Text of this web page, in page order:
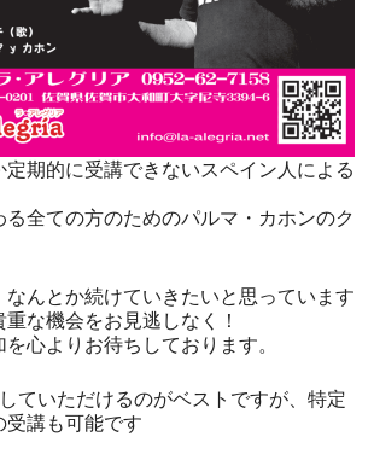
期的に受講できないスペイン人による
全ての方のためのパルマ・カホンのク
なんとか続けていきたいと思っています
な機会をお見逃しなく！
心よりお待ちしております。
ていただけるのがベストですが、特定
講も可能です